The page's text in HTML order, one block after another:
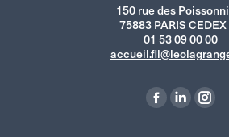
150 rue des
75883 PARIS
01 53 09 00 00
La
La
La